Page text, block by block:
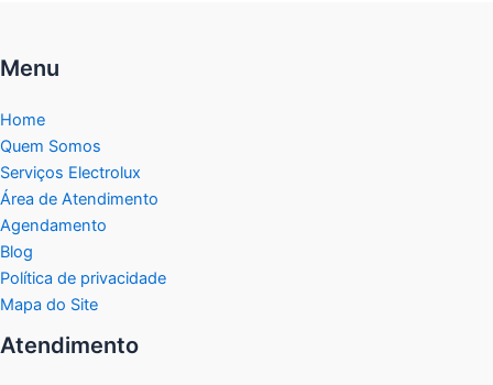
Menu
Home
Quem Somos
Serviços Electrolux
Área de Atendimento
Agendamento
Blog
Política de privacidade
Mapa do Site
Atendimento